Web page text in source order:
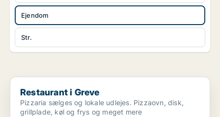
Ejendom
Str.
Restaurant i Greve
Restaurant i Greve
Pizzaria sælges og lokale udlejes. Pizzaovn, disk,
grillplade, køl og frys og meget mere